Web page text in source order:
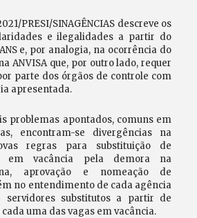
PRESI/SINAGÊNCIAS descreve os
e ilegalidades a partir do
e, por analogia, na ocorrência do
ANVISA que, por outro lado, requer
parte dos órgãos de controle com
apresentada.
problemas apontados, comuns em
encontram-se divergências na
regras para substituição de
em vacância pela demora na
aprovação e nomeação de
no entendimento de cada agência
servidores substitutos a partir de
uma das vagas em vacância.